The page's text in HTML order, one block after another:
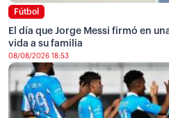
Fútbol
El día que Jorge Messi firmó en
vida a su familia
08/08/2026 18:53